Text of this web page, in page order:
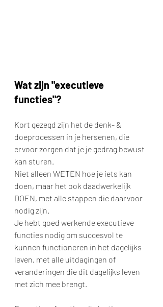
Wat zijn "executieve
functies"?
Kort gezegd zijn het de denk- &
doeprocessen in je hersenen, die
ervoor zorgen dat je je gedrag bewust
kan sturen.
Niet alleen WETEN hoe je iets kan
doen, maar het ook daadwerkelijk
DOEN, met alle stappen die daarvoor
nodig zijn.
Je hebt goed werkende executieve
functies nodig om succesvol te
kunnen functioneren in het dagelijks
leven, met alle uitdagingen of
veranderingen die dit dagelijks leven
met zich mee brengt.